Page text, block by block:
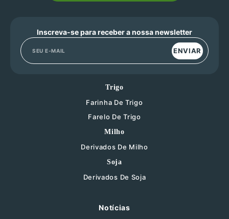
Inscreva-se para receber a nossa newsletter
ENVIAR
Trigo
Farinha De Trigo
Farelo De Trigo
Milho
Derivados De Milho
Soja
Derivados De Soja
Notícias